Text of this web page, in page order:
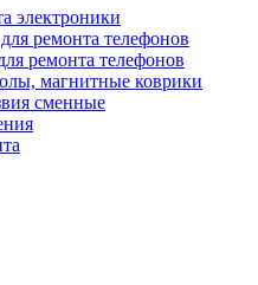
ремонта телефонов
магнитные коврики
сменные